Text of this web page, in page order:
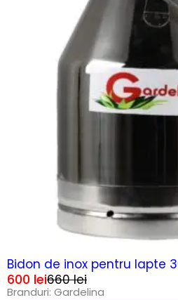
Bidon de inox pentru lapte
660lei
600 lei
Branduri: Gardelina